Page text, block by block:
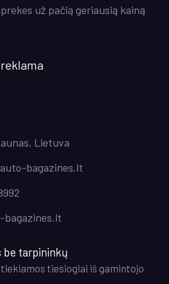
už pačią geriausią kainą
Lietuva
bagazines.lt
tarpininkų
tiesiogiai iš gamintojo